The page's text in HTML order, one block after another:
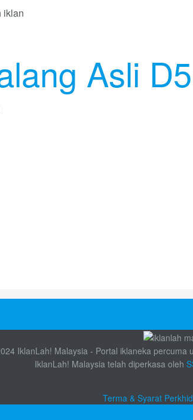
iklan
Asli D5
IklanLah! Malaysia - Portal iklaneka
IklanLah! Malaysia telah diperkasa oleh
Terma & Syarat